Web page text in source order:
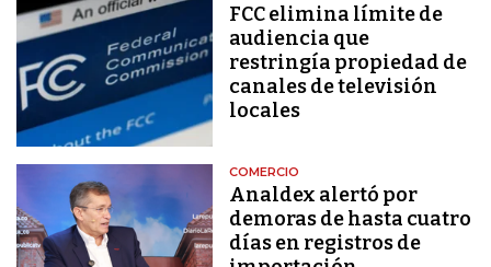
FCC elimina límite de
audiencia que
restringía propiedad de
canales de televisión
locales
COMERCIO
Analdex alertó por
demoras de hasta cuatro
días en registros de